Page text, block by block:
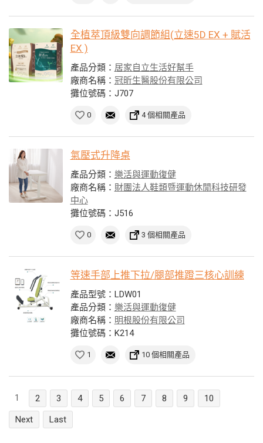
全植萃頂級雙向調節組(立速5D EX + 賦活
EX )
產品分類： 居家自立生活好幫手
廠商名稱： 冠昕生醫股份有限公司
攤位號碼：J707
0 4 個相關產品
氣壓式升降桌
產品分類： 樂活與運動復健
廠商名稱： 財團法人鞋類暨運動休閒科技研發
中心
攤位號碼：J516
0 3 個相關產品
等速手部上推下拉/腿部推蹬三核心訓練
產品型號：LDW01
產品分類： 樂活與運動復健
廠商名稱： 明根股份有限公司
攤位號碼：K214
1 10 個相關產品
1 2 3 4 5 6 7 8 9
10
Next
Last